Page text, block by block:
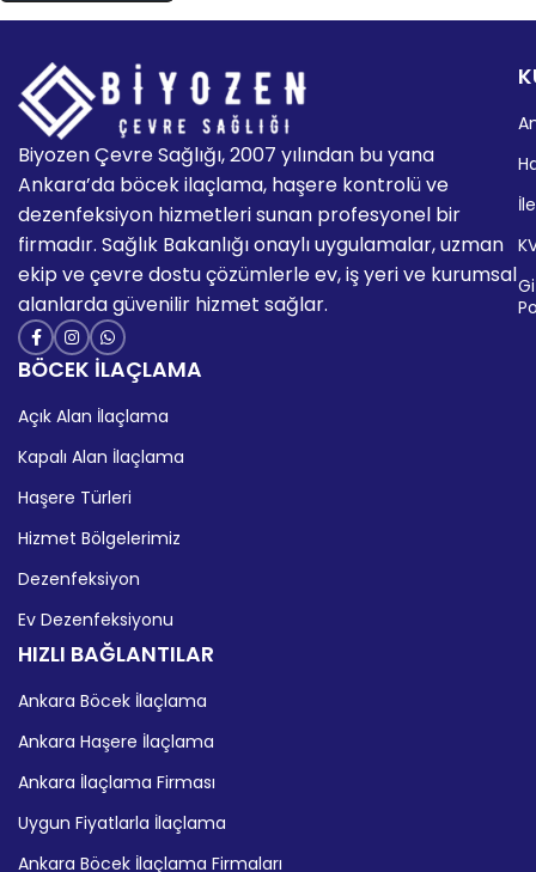
Biyozen Çevre Sağlığı, 2007 yılından bu yana
Ankara’da böcek ilaçlama, haşere kontrolü ve
dezenfeksiyon hizmetleri sunan profesyonel bir
firmadır. Sağlık Bakanlığı onaylı uygulamalar, uzman
ekip ve çevre dostu çözümlerle ev, iş yeri ve kurumsal
alanlarda güvenilir hizmet sağlar.
BÖCEK İLAÇLAMA
Açık Alan İlaçlama
Kapalı Alan İlaçlama
Haşere Türleri
Hizmet Bölgelerimiz
Dezenfeksiyon
Ev Dezenfeksiyonu
HIZLI BAĞLANTILAR
Ankara Böcek İlaçlama
Ankara Haşere İlaçlama
Ankara İlaçlama Firması
Uygun Fiyatlarla İlaçlama
Ankara Böcek İlaçlama Firmaları